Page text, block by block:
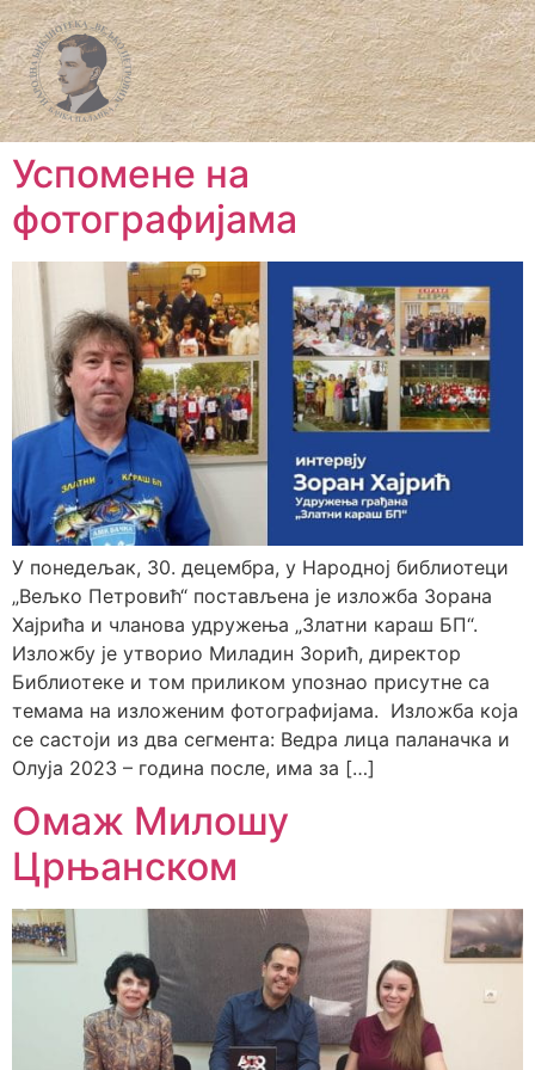
Успомене на
фотографијама
У понедељак, 30. децембра, у Народној библиотеци
„Вељко Петровић“ постављена је изложба Зорана
Хајрића и чланова удружења „Златни караш БП“.
Изложбу је утворио Миладин Зорић, директор
Библиотеке и том приликом упознао присутне са
темама на изложеним фотографијама. Изложба која
се састоји из два сегмента: Ведра лица паланачка и
Олуја 2023 – година после, има за […]
Омаж Милошу
Црњанском